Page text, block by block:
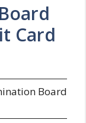
Card
Board